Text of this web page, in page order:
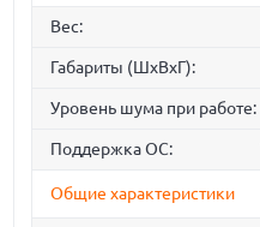
Вес:
Габариты (ШхВхГ):
Уровень шума при работе:
Поддержка ОС:
Общие характеристики